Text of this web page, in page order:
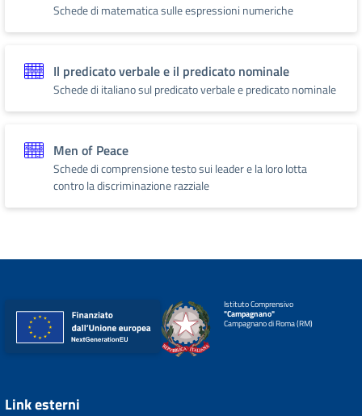
Schede di matematica sulle espressioni numeriche
Il predicato verbale e il predicato nominale
Schede di italiano sul predicato verbale e predicato nominale
Men of Peace
Schede di comprensione testo sui leader e la loro lotta
contro la discriminazione razziale
Istituto Comprensivo
"Campagnano"
Campagnano di Roma (RM)
Link esterni